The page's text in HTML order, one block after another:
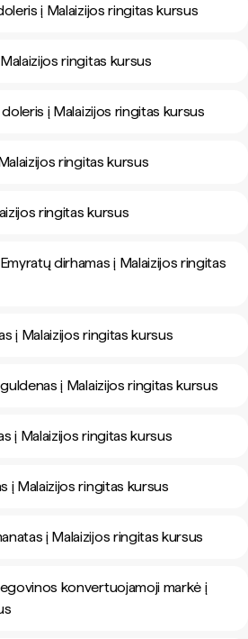
į Malaizijos ringitas kursus
ringitas kursus
į Malaizijos ringitas kursus
ringitas kursus
ringitas kursus
dirhamas į Malaizijos ringitas
į Malaizijos ringitas kursus
į Malaizijos ringitas kursus
į Malaizijos ringitas kursus
į Malaizijos ringitas kursus
į Malaizijos ringitas kursus
konvertuojamoji markė į